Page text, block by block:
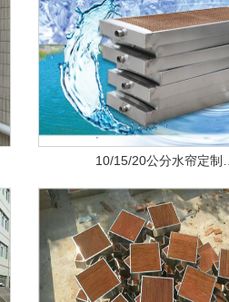
10/15/20公分水帘定制…